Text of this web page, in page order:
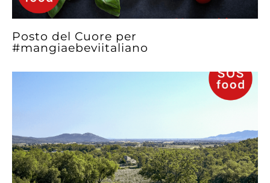
Posto del Cuore per
#mangiaebeviitaliano